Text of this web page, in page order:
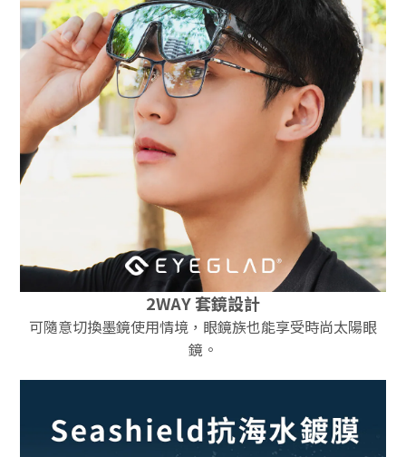
2WAY 套鏡設計
可隨意切換墨鏡使用情境，眼鏡族也能享受時尚太陽眼
鏡。